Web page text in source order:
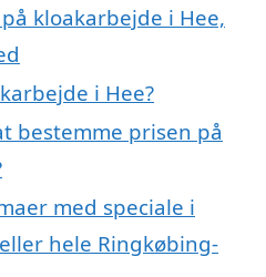
kloakarbejde i Hee,
i Hee?
bestemme prisen på
med speciale i
hele Ringkøbing-